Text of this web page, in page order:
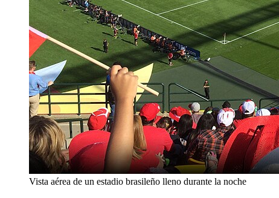
Vista aérea de un estadio brasileño lleno durante la noche